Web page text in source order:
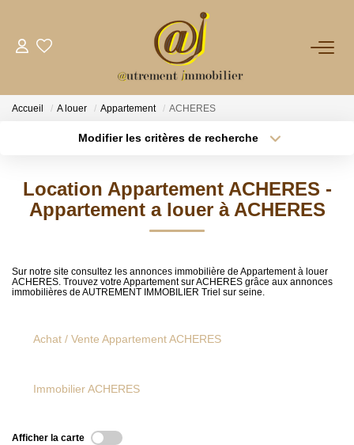
NOTRE AGENCE
NOS PLUS
Accueil A louer Appartement ACHERES
Modifier les critères de recherche
Sélectionnez...
Type de bien
Surface min
Créer une alerte
Location Appartement ACHERES -
Appartement a louer à ACHERES
Sur notre site consultez les annonces immobilière de Appartement à louer
ACHERES. Trouvez votre Appartement sur ACHERES grâce aux annonces
immobilières de AUTREMENT IMMOBILIER Triel sur seine.
Achat / Vente Appartement ACHERES
Immobilier ACHERES
Afficher la carte